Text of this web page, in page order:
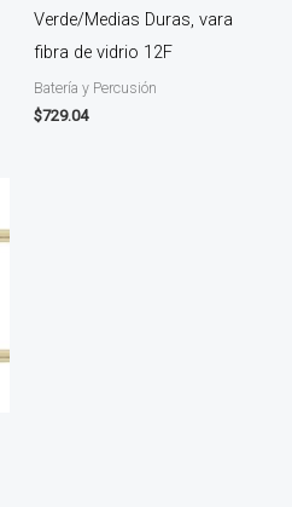
Verde/Medias Duras, vara
fibra de vidrio 12F
Batería y Percusión
$729.04